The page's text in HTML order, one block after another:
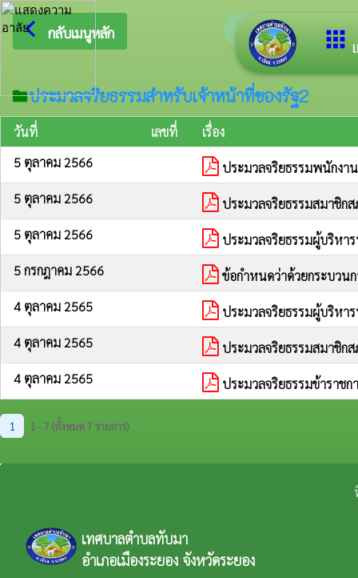
apps
arrow_back_ios กลับเมนูหลัก ยินดีต้
folderประมวลจริยธรรมสำหรับเจ้าหน้าที่ของรัฐ2
วันที่ เลขที่
เรื่อง
5 ตุลาคม 2566
ประมวลจริยธรรมพนักงา
5 ตุลาคม 2566
ประมวลจริยธรรมสมาชิก
5 ตุลาคม 2566
ประมวลจริยธรรมผู้บริหา
5 กรกฎาคม 2566
ข้อกำหนดว่าด้วยกระบวน
4 ตุลาคม 2565
ประมวลจริยธรรมผู้บริหา
4 ตุลาคม 2565
ประมวลจริยธรรมสมาชิก
4 ตุลาคม 2565
ประมวลจริยธรรมข้าราชก
1 1 - 7 (ทั้งหมด 7 รายการ)
เทศบาลตำบลทับมา
อำเภอเมืองระยอง จังหวัดระยอง